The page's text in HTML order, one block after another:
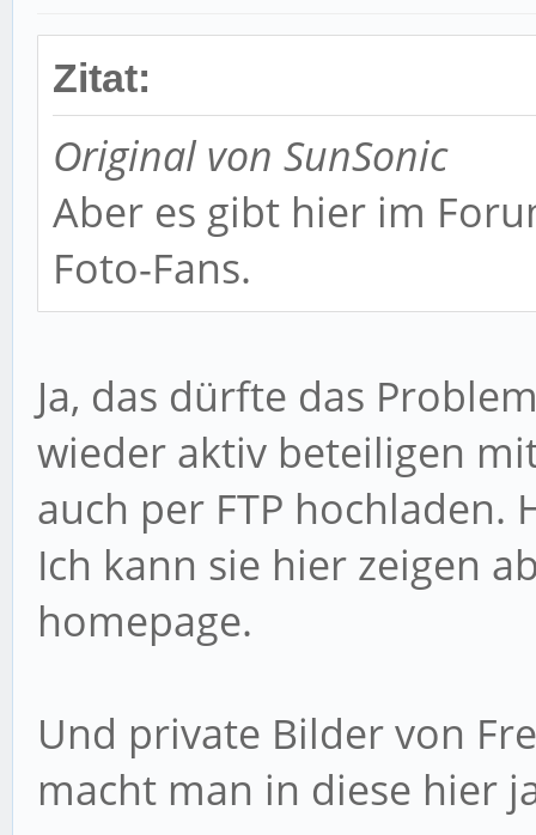
Zitat:
Original von SunSonic
Aber es gibt hier im
Foto-Fans.
Ja, das dürfte das
wieder aktiv beteiligen
auch per FTP
Ich kann sie hier zeigen
homepage.
Und private Bilder von
macht man in diese hier